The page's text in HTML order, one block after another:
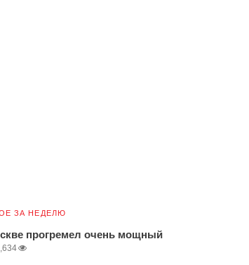
ЗА НЕДЕЛЮ
прогремел очень мощный